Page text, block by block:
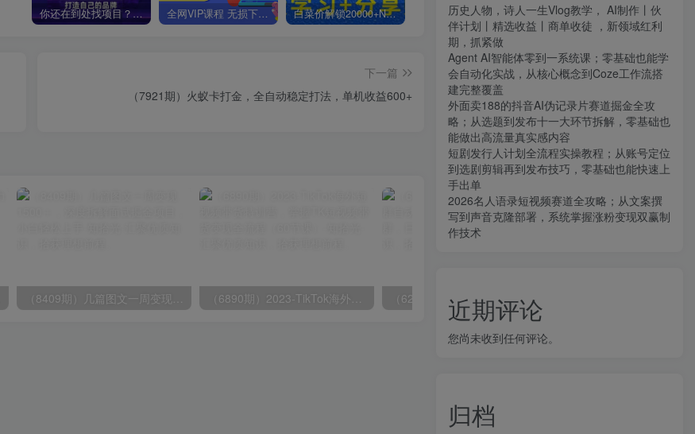
你还在到处找项目？还在当韭菜？我靠卖项目一个月收入5万+，曾经我也是个失败者。 全网VIP课程 无损下载~ 白菜价解锁20000+N个赚钱机会，加入知拾光会员，全站资源免费学习。 加盟知拾光，搭建同款项目资源站，实现日入2000+ 【站长运营资料】无水印课程资源
下一篇
（7921期）火蚁卡打金，全自动稳定打法，单机收益600+
（8409期）几篇图文一周变现1500＋，深度拆解面试掘金项目，小白轻松上手 （6890期）2023-TikTok海外短视频带货特训营，掌握TK短视频带货变现全流程（60节课）
历史人物，诗人一生Vlog教学， AI制作丨伙
伴计划丨精选收益丨商单收徒 ，新领域红利
期，抓紧做
Agent AI智能体零到一系统课；零基础也能学
会自动化实战，从核心概念到Coze工作流搭
建完整覆盖
外面卖188的抖音AI伪记录片赛道掘金全攻
略；从选题到发布十一大环节拆解，零基础也
能做出高流量真实感内容
短剧发行人计划全流程实操教程；从账号定位
到选剧剪辑再到发布技巧，零基础也能快速上
手出单
2026名人语录短视频赛道全攻略；从文案撰
写到声音克隆部署，系统掌握涨粉变现双赢制
作技术
近期评论
您尚未收到任何评论。
归档